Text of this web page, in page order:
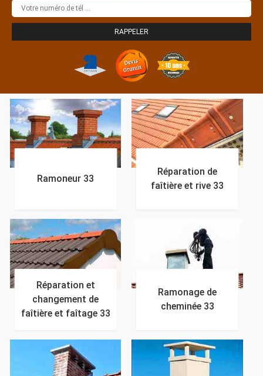
Ramoneur 33
Réparation de
faîtière et rive 33
Réparation et
changement de
faîtière et faîtage 33
Ramonage de
cheminée 33